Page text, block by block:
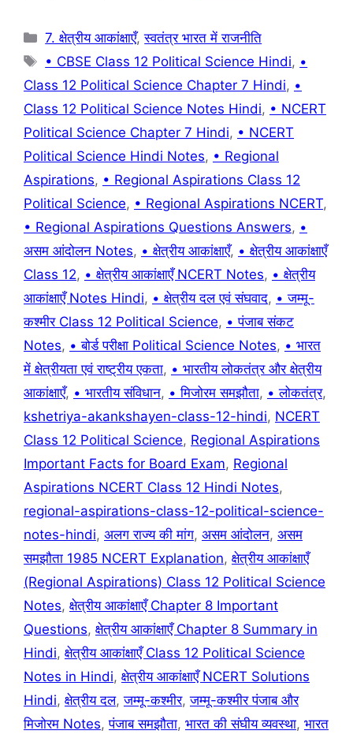
Categories
7. क्षेत्रीय आकांक्षाएँ,स्वतंत्र भारत में राजनीति
Tags
• CBSE Class 12 Political Science Hindi, •
Class 12 Political Science Chapter 7 Hindi, •
Class 12 Political Science Notes Hindi, • NCERT
Political Science Chapter 7 Hindi, • NCERT
Political Science Hindi Notes, • Regional
Aspirations, • Regional Aspirations Class 12
Political Science, • Regional Aspirations NCERT,
• Regional Aspirations Questions Answers, •
असम आंदोलन Notes, • क्षेत्रीय आकांक्षाएँ, • क्षेत्रीय आकांक्षाएँ
Class 12, • क्षेत्रीय आकांक्षाएँ NCERT Notes, • क्षेत्रीय
आकांक्षाएँ Notes Hindi, • क्षेत्रीय दल एवं संघवाद, • जम्मू-
कश्मीर Class 12 Political Science, • पंजाब संकट
Notes, • बोर्ड परीक्षा Political Science Notes, • भारत
में क्षेत्रीयता एवं राष्ट्रीय एकता, • भारतीय लोकतंत्र और क्षेत्रीय
आकांक्षाएँ, • भारतीय संविधान, • मिजोरम समझौता, • लोकतंत्र,
kshetriya-akankshayen-class-12-hindi, NCERT
Class 12 Political Science, Regional Aspirations
Important Facts for Board Exam, Regional
Aspirations NCERT Class 12 Hindi Notes,
regional-aspirations-class-12-political-science-
notes-hindi, अलग राज्य की मांग, असम आंदोलन, असम
समझौता 1985 NCERT Explanation, क्षेत्रीय आकांक्षाएँ
(Regional Aspirations) Class 12 Political Science
Notes, क्षेत्रीय आकांक्षाएँ Chapter 8 Important
Questions, क्षेत्रीय आकांक्षाएँ Chapter 8 Summary in
Hindi, क्षेत्रीय आकांक्षाएँ Class 12 Political Science
Notes in Hindi, क्षेत्रीय आकांक्षाएँ NCERT Solutions
Hindi, क्षेत्रीय दल,जम्मू-कश्मीर,जम्मू-कश्मीर पंजाब और
मिजोरम Notes,पंजाब समझौता, भारत की संघीय व्यवस्था, भारत